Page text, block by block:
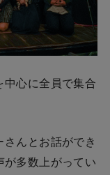
中心に全員で集合
んとお話ができ
が多数上がってい